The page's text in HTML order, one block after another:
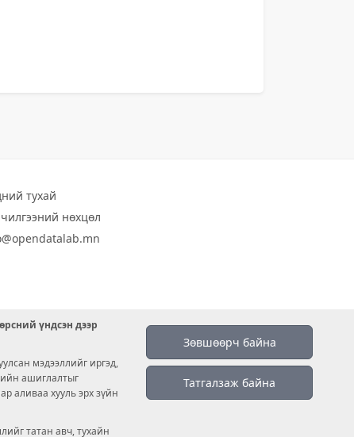
тухай
нөхцөл
Зөвшөөрч байна
Татгалзаж байна
үндсэн дээр
мэдээллийг иргэд,
ашиглалтыг
аливаа хууль эрх зүйн
татан авч, тухайн